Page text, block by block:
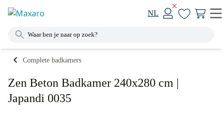
NL
Complete badkamers
Zen Beton Badkamer 240x280 cm |
Japandi 0035